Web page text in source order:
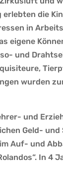
erlebten die
in
eigene
und
wurden
und
Geld-
Auf- und
In 4